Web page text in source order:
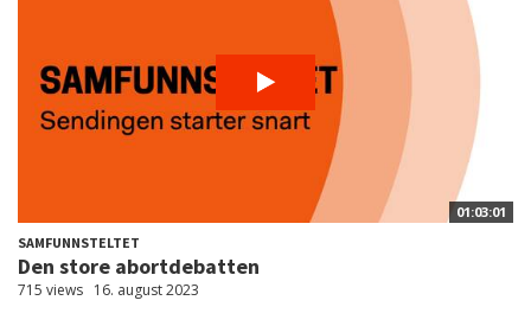
01:03:01
SAMFUNNSTELTET
Den store abortdebatten
715 views 16. august 2023